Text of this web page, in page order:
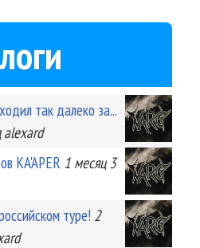
так далеко за...
alexard
KA'APER 1 месяц 3
туре! 2